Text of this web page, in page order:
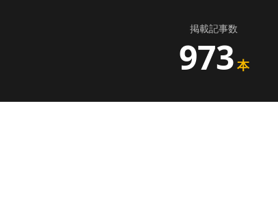
掲載記事数
973 本